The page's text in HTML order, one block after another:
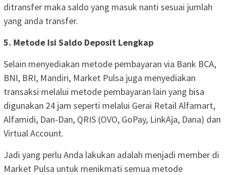
ditransfer maka saldo yang masuk nanti sesuai jumlah
yang anda transfer.
5. Metode Isi Saldo Deposit Lengkap
Selain menyediakan metode pembayaran via Bank BCA,
BNI, BRI, Mandiri, Market Pulsa juga menyediakan
transaksi melalui metode pembayaran lain yang bisa
digunakan 24 jam seperti melalui Gerai Retail Alfamart,
Alfamidi, Dan-Dan, QRIS (OVO, GoPay, LinkAja, Dana) dan
Virtual Account.
Jadi yang perlu Anda lakukan adalah menjadi member di
Market Pulsa untuk menikmati semua metode